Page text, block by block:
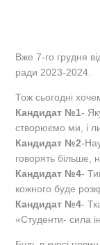
Вже 7-го грудня
ради 2023-2024.
Тож сьогодні
Кандидат №1-
створюємо ми, і
Кандидат №2-
говорять більше,
Кандидат №4-
кожного буде
Кандидат №4-
«Студенти- сила